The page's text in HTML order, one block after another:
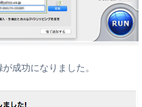
成功になりました。